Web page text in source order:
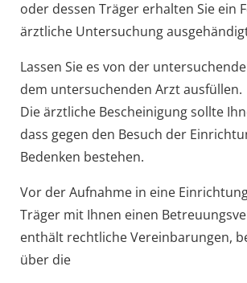
oder dessen Träger erhalten Sie ein
ärztliche Untersuchung
Lassen Sie es von der
dem untersuchenden Arzt ausfüllen.
Die ärztliche Bescheinigung sollte
dass gegen den Besuch der
Bedenken bestehen.
Vor der Aufnahme in eine
Träger mit Ihnen einen
enthält rechtliche Vereinbarungen,
über die